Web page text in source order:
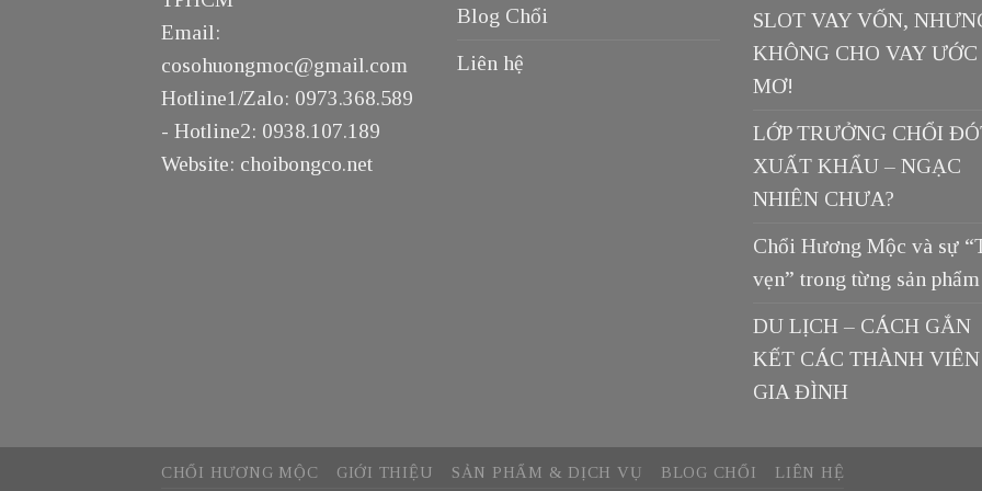
Email:
cosohuongmoc@gmail.com
Hotline1/Zalo: 0973.368.589
- Hotline2: 0938.107.189
Website: choibongco.net
Blog Chổi
Liên hệ
SLOT VAY VỐN,
KHÔNG CHO VAY ƯỚC
MƠ!
LỚP TRƯỞNG CHỔI
XUẤT KHẨU – NGẠC
NHIÊN CHƯA?
Chổi Hương Mộc và sự
vẹn” trong từng sản phẩm
DU LỊCH – CÁCH GẮN
KẾT CÁC THÀNH VIÊN
GIA ĐÌNH
CHỔI HƯƠNG MỘC GIỚI THIỆU SẢN PHẨM & DỊCH VỤ BLOG CHỔI LIÊN HỆ